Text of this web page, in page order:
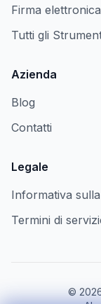
Firma elettronica
Tutti gli
Azienda
Blog
Contatti
Legale
Informativa
Termini di
©